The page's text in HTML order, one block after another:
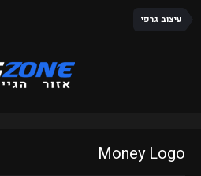
עיצוב גרפי
Money Logo